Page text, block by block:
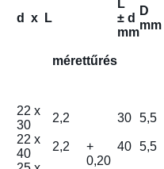
d x L
L
± d
mm
D
mm
mérettűrés
22 x
30
2,2
+
0,20
30 5,5
22 x
40
2,2 40 5,5